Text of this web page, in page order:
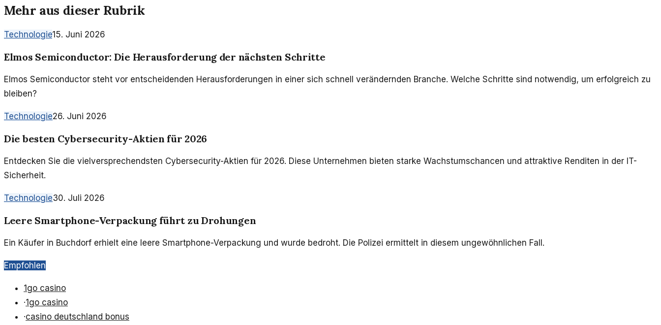
Mehr aus dieser Rubrik
Technologie15. Juni 2026
Elmos Semiconductor: Die Herausforderung der nächsten Schritte
Elmos Semiconductor steht vor entscheidenden Herausforderungen in einer sich schnell verändernden Branche. Welche Schritte sind notwendig, um erfolgreich zu
bleiben?
Technologie26. Juni 2026
Die besten Cybersecurity-Aktien für 2026
Entdecken Sie die vielversprechendsten Cybersecurity-Aktien für 2026. Diese Unternehmen bieten starke Wachstumschancen und attraktive Renditen in der IT-
Sicherheit.
Technologie30. Juli 2026
Leere Smartphone-Verpackung führt zu Drohungen
Ein Käufer in Buchdorf erhielt eine leere Smartphone-Verpackung und wurde bedroht. Die Polizei ermittelt in diesem ungewöhnlichen Fall.
Empfohlen
1go casino
·1go casino
·casino deutschland bonus